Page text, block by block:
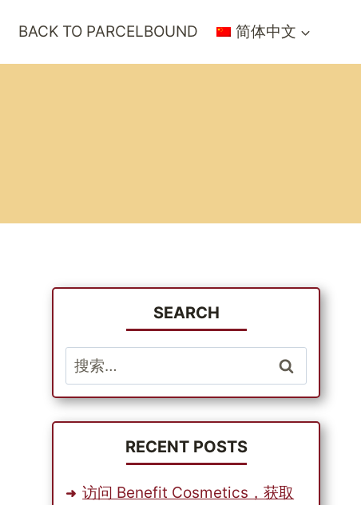
BACK TO PARCELBOUND 简体中文
SEARCH
搜
索：
RECENT POSTS
访问 Benefit Cosmetics，获取